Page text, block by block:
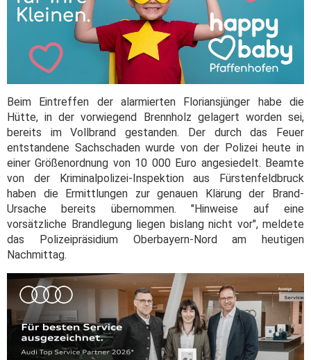
Beim Eintreffen der alarmierten Floriansjünger habe die
Hütte, in der vorwiegend Brennholz gelagert worden sei,
bereits im Vollbrand gestanden. Der durch das Feuer
entstandene Sachschaden wurde von der Polizei heute in
einer Größenordnung von 10 000 Euro angesiedelt. Beamte
von der Kriminalpolizei-Inspektion aus Fürstenfeldbruck
haben die Ermittlungen zur genauen Klärung der Brand-
Ursache bereits übernommen. "Hinweise auf eine
vorsätzliche Brandlegung liegen bislang nicht vor", meldete
das Polizeipräsidium Oberbayern-Nord am heutigen
Nachmittag.